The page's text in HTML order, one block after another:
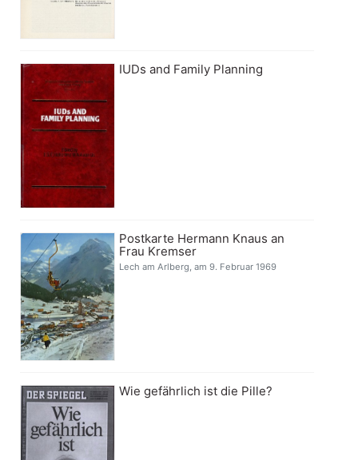
IUDs and Family Planning
Postkarte Hermann Knaus an
Frau Kremser
Lech am Arlberg, am 9. Februar 1969
Wie gefährlich ist die Pille?